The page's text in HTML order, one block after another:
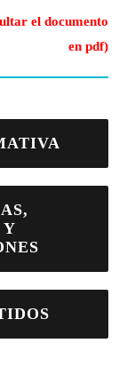
el documento
en pdf)
Y